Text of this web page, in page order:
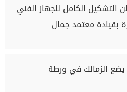
التشكيل الكامل للجهاز الفني
بقيادة معتمد جمال
يضع الزمالك في ورطة